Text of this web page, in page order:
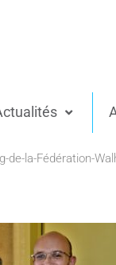
de-la-Fédération-